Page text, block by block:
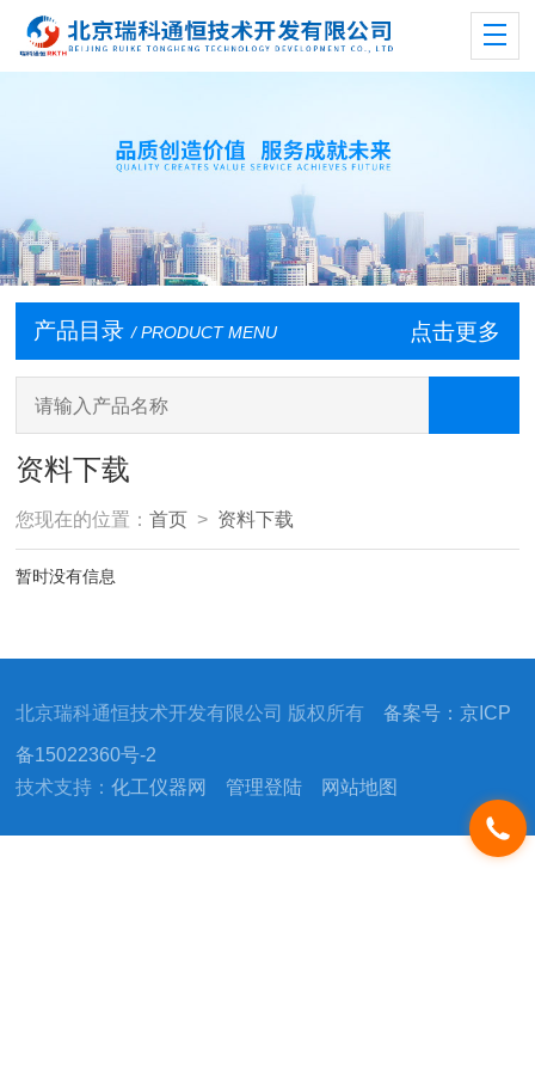
产品目录 / PRODUCT MENU 点击更多
资料下载
您现在的位置：首页 > 资料下载
暂时没有信息
北京瑞科通恒技术开发有限公司 版权所有备案号：京ICP
备15022360号-2
技术支持：化工仪器网 管理登陆 网站地图